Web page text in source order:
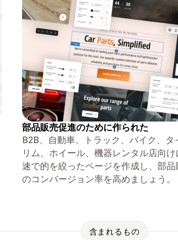
部品販売促進のために作られた
B2B、自動車、トラック、バイク、タ
リム、ホイール、機器レンタル店向け
速で的を絞ったページを作成し、部品
のコンバージョン率を高めましょう。
含まれるもの